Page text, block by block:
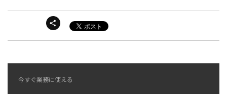
今すぐ業務に使える